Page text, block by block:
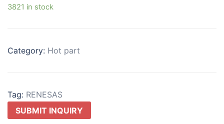
3821 in stock
Category: Hot part
Tag: RENESAS
SUBMIT INQUIRY